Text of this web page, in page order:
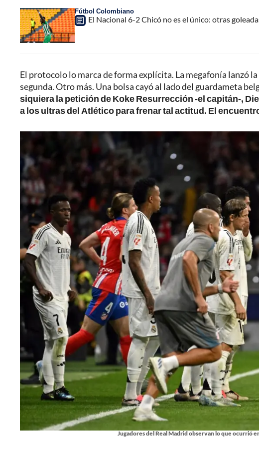
Fútbol Colombiano
El Nacional 6-2 Chicó no es el único: otras
El protocolo lo marca de forma explícita. La megafonía lanzó
segunda. Otro más. Una bolsa cayó al lado del guardameta
siquiera la petición de Koke Resurrección -el capitán-,
a los ultras del Atlético para frenar tal actitud. El
Jugadores del Real Madrid observan lo que ocurrió